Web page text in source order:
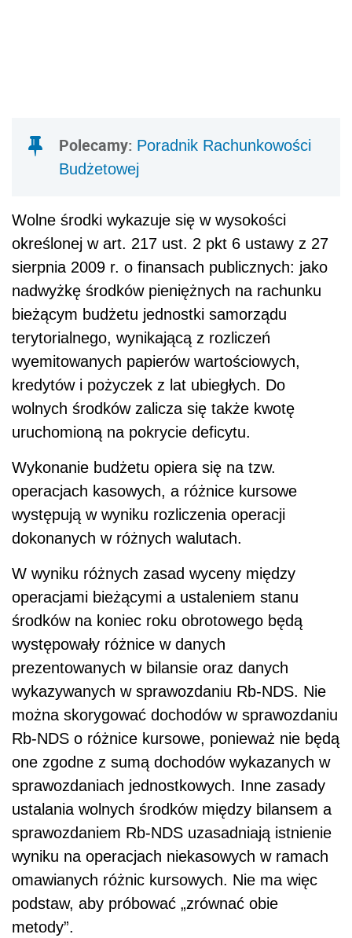
Polecamy: Poradnik Rachunkowości
Budżetowej
Wolne środki wykazuje się w wysokości
określonej w art. 217 ust. 2 pkt 6 ustawy z 27
sierpnia 2009 r. o finansach publicznych: jako
nadwyżkę środków pieniężnych na rachunku
bieżącym budżetu jednostki samorządu
terytorialnego, wynikającą z rozliczeń
wyemitowanych papierów wartościowych,
kredytów i pożyczek z lat ubiegłych. Do
wolnych środków zalicza się także kwotę
uruchomioną na pokrycie deficytu.
Wykonanie budżetu opiera się na tzw.
operacjach kasowych, a różnice kursowe
występują w wyniku rozliczenia operacji
dokonanych w różnych walutach.
W wyniku różnych zasad wyceny między
operacjami bieżącymi a ustaleniem stanu
środków na koniec roku obrotowego będą
występowały różnice w danych
prezentowanych w bilansie oraz danych
wykazywanych w sprawozdaniu Rb-NDS. Nie
można skorygować dochodów w sprawozdaniu
Rb-NDS o różnice kursowe, ponieważ nie będą
one zgodne z sumą dochodów wykazanych w
sprawozdaniach jednostkowych. Inne zasady
ustalania wolnych środków między bilansem a
sprawozdaniem Rb-NDS uzasadniają istnienie
wyniku na operacjach niekasowych w ramach
omawianych różnic kursowych. Nie ma więc
podstaw, aby próbować „zrównać obie
metody”.